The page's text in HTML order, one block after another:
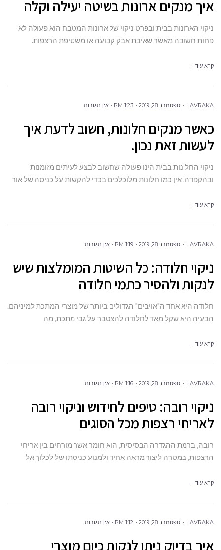
איך מנקים ארונות בשיטה יעילה וקלה
ניקוי הארונות בבית ובפרט ניקוי של ארונות המטבח הוא פעולה לא
פחות חשובה מאשר שאיבת אבק קבועה או משטיפת הרצפות.
קרא עוד ←
HAVRAKA ספטמבר 28, 2019 1:23 PM אין תגובות
כאשר מנקים חלונות, חשוב לדעת איך
לעשות זאת נכון.
ניקוי החלונות בבית הינו פעולה שחשוב לבצע לעיתים מזומנות
ובהקפדה. אין כמו חלונות מלוכלכים בכדי להקשות על כניסה של אור
קרא עוד ←
HAVRAKA ספטמבר 28, 2019 1:19 PM אין תגובות
ניקוי חלודה: כל השיטות המומלצות שיש
לנקות ולהסיר כתמי חלודה
חלודה היא אחד ה"אויבים" הגדולים ביותר של מוצרי המתכת למיניהם.
הבעיה היא שקל מאד לחלודה להצטבר על גבי מתכת, מה
קרא עוד ←
HAVRAKA ספטמבר 28, 2019 1:16 PM אין תגובות
ניקוי רובה: טיפים לחידוש וניקוי רובה
לאריחי רצפות מכל הסוגים
רובה, ברמת ההגדרה הבסיסית, הוא חומר אשר מורחים בין אריחי
הרצפות, במטרה ליצור מראה אחיד ולמנוע כניסתו של לכלוך אל
קרא עוד ←
HAVRAKA ספטמבר 28, 2019 1:12 PM אין תגובות
איך בדיוק ניתן לנקות כיום מוצרי